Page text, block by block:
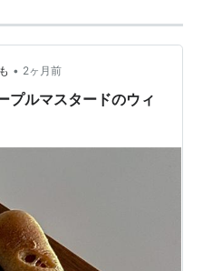
ッキーにも使われる。
が渡来する前からインデ
斧で傷つけ、そこの下に
樹液を受け取り、それを
の入植者に製糖方法が伝
だったので17〜18世紀に
いた。そうして時代と共
たが、現在でも基本的な
• 2ヶ月前
プルマスタードのウィ